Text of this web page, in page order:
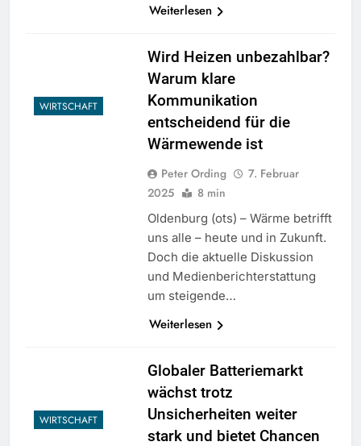
Weiterlesen
WIRTSCHAFT
Wird Heizen unbezahlbar?
Warum klare
Kommunikation
entscheidend für die
Wärmewende ist
Peter Ording
7. Februar
2025
8 min
Oldenburg (ots) – Wärme betrifft
uns alle – heute und in Zukunft.
Doch die aktuelle Diskussion
und Medienberichterstattung
um steigende…
Weiterlesen
WIRTSCHAFT
Globaler Batteriemarkt
wächst trotz
Unsicherheiten weiter
stark und bietet Chancen